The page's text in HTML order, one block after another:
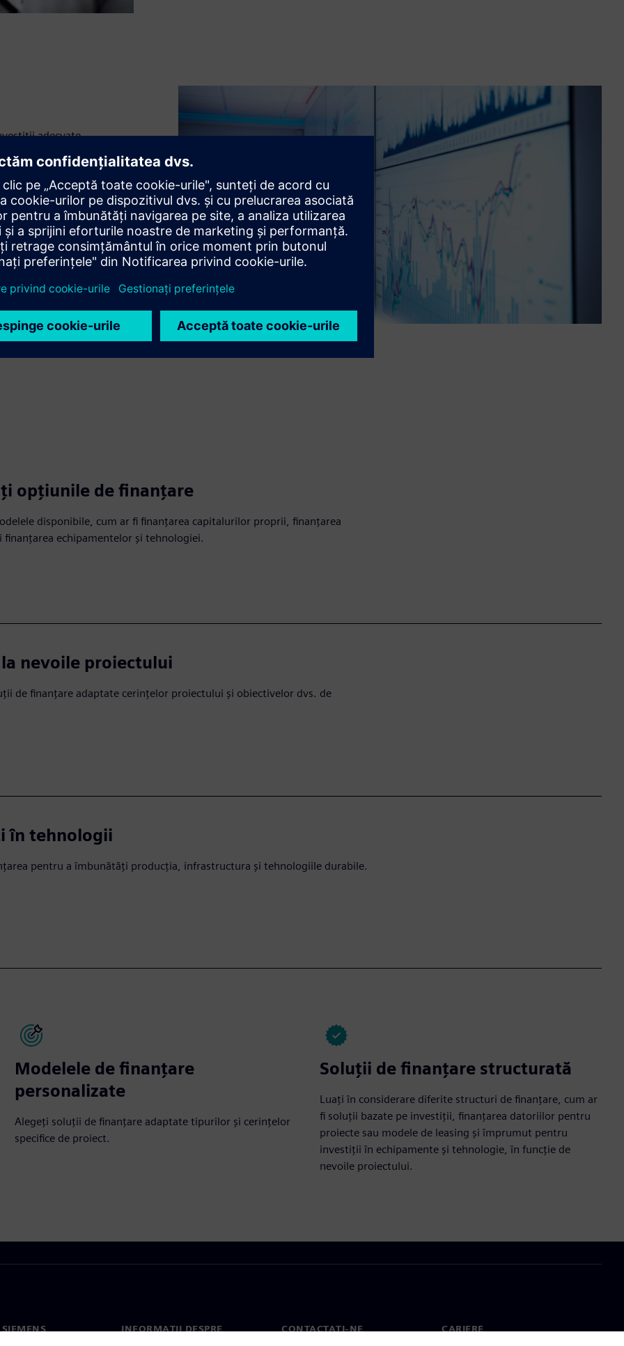
adecvate
construcţiilor, siguranţei
sigure pentru viitor
opțiunile de finanțare
disponibile, cum ar fi finanțarea capitalurilor proprii, finanțarea
finanțarea echipamentelor și tehnologiei.
nevoile proiectului
de finanțare adaptate cerințelor proiectului și obiectivelor dvs. de
în tehnologii
pentru a îmbunătăți producția, infrastructura și tehnologiile durabile.
Modelele de finanțare
personalizate
Alegeți soluții de finanțare adaptate tipurilor și cerințelor
specifice de proiect.
Soluții de finanțare structurată
Luați în considerare diferite structuri de finanțare, cum ar
fi soluții bazate pe investiții, finanțarea datoriilor pentru
proiecte sau modele de leasing și împrumut pentru
investiții în echipamente și tehnologie, în funcție de
nevoile proiectului.
SIEMENS
INFORMAȚII DESPRE
CONTACTAȚI-NE CARIERE